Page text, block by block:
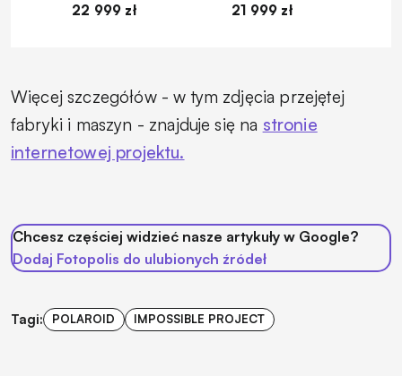
22 999 zł
21 999 zł
Więcej szczegółów - w tym zdjęcia przejętej
fabryki i maszyn - znajduje się na stronie
internetowej projektu.
Chcesz częściej widzieć nasze artykuły w Google?
Dodaj Fotopolis do ulubionych źródeł
Tagi: POLAROID IMPOSSIBLE PROJECT